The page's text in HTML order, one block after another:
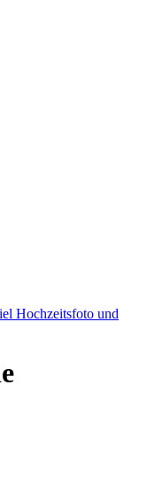
Hochzeitsfoto und